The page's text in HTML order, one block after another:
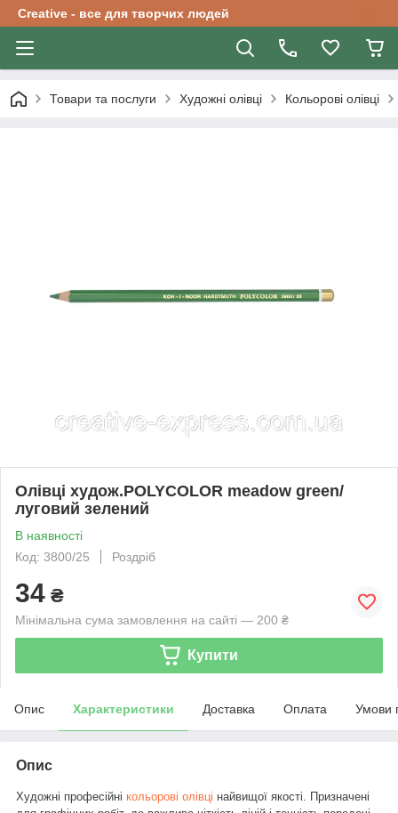
Creative - все для творчих людей
Товари та послуги Художні олівці Кольорові олівці
Олівці худож.POLYCOLOR meadow green/
луговий зелений
В наявності
Код: 3800/25
Роздріб
34 ₴
Мінімальна сума замовлення на сайті — 200 ₴
Купити
Опис Характеристики Доставка Оплата Умови
Опис
Художні професійні кольорові олівці найвищої якості. Призначені